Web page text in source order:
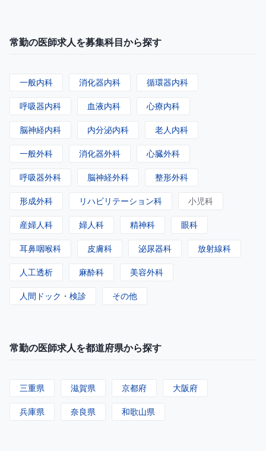
常勤の医師求人を募集科目から探す
一般内科 消化器内科 循環器内科
呼吸器内科 血液内科 心療内科
脳神経内科 内分泌内科 老人内科
一般外科 消化器外科 心臓外科
呼吸器外科 脳神経外科 整形外科
形成外科 リハビリテーション科 小児科
産婦人科 婦人科 精神科 眼科
耳鼻咽喉科 皮膚科 泌尿器科 放射線科
人工透析 麻酔科 美容外科
人間ドック・検診 その他
常勤の医師求人を都道府県から探す
三重県 滋賀県 京都府 大阪府
兵庫県 奈良県 和歌山県